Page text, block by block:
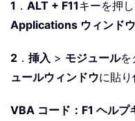
1 ． ALT + F11キーを押し
Applications ウィンドウ
2 ． 挿入 > モジュールを
ュールウィンドウに貼り
VBA コード：F1 ヘルプ